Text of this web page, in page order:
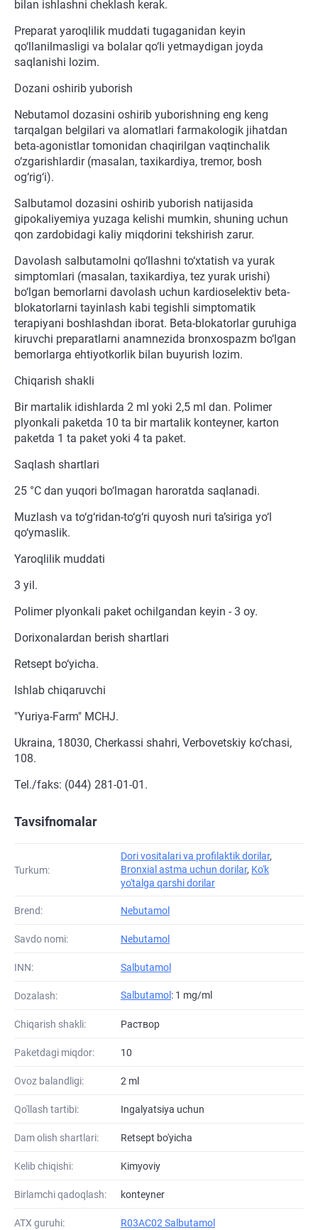
bilan ishlashni cheklash kerak.
Preparat yaroqlilik muddati tugaganidan keyin
qo‘llanilmasligi va bolalar qo‘li yetmaydigan joyda
saqlanishi lozim.
Dozani oshirib yuborish
Nebutamol dozasini oshirib yuborishning eng keng
tarqalgan belgilari va alomatlari farmakologik jihatdan
beta-agonistlar tomonidan chaqirilgan vaqtinchalik
o‘zgarishlardir (masalan, taxikardiya, tremor, bosh
og‘rig‘i).
Salbutamol dozasini oshirib yuborish natijasida
gipokaliyemiya yuzaga kelishi mumkin, shuning uchun
qon zardobidagi kaliy miqdorini tekshirish zarur.
Davolash salbutamolni qo‘llashni to‘xtatish va yurak
simptomlari (masalan, taxikardiya, tez yurak urishi)
bo‘lgan bemorlarni davolash uchun kardioselektiv beta-
blokatorlarni tayinlash kabi tegishli simptomatik
terapiyani boshlashdan iborat. Beta-blokatorlar guruhiga
kiruvchi preparatlarni anamnezida bronxospazm bo‘lgan
bemorlarga ehtiyotkorlik bilan buyurish lozim.
Chiqarish shakli
Bir martalik idishlarda 2 ml yoki 2,5 ml dan. Polimer
plyonkali paketda 10 ta bir martalik konteyner, karton
paketda 1 ta paket yoki 4 ta paket.
Saqlash shartlari
25 °C dan yuqori bo‘lmagan haroratda saqlanadi.
Muzlash va to‘g‘ridan-to‘g‘ri quyosh nuri ta’siriga yo‘l
qo‘ymaslik.
Yaroqlilik muddati
3 yil.
Polimer plyonkali paket ochilgandan keyin - 3 oy.
Dorixonalardan berish shartlari
Retsept bo‘yicha.
Ishlab chiqaruvchi
"Yuriya-Farm" MCHJ.
Ukraina, 18030, Cherkassi shahri, Verbovetskiy ko‘chasi,
108.
Tel./faks: (044) 281-01-01.
Tavsifnomalar
Turkum:
Dori vositalari va profilaktik dorilar,
Bronxial astma uchun dorilar, Ko'k
yo'talga qarshi dorilar
Brend: Nebutamol
Savdo nomi: Nebutamol
INN: Salbutamol
Dozalash: Salbutamol : 1 mg/ml
Chiqarish shakli: Раствор
Paketdagi miqdor: 10
Ovoz balandligi: 2 ml
Qo'llash tartibi: Ingalyatsiya uchun
Dam olish shartlari: Retsept bo'yicha
Kelib chiqishi: Kimyoviy
Birlamchi qadoqlash: konteyner
ATХ guruhi: R03AC02 Salbutamol